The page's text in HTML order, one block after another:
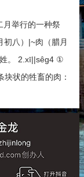
举行的一种祭
八）|~肉（腊月
。 2.xī||sêg4 ①
状的牲畜的肉：